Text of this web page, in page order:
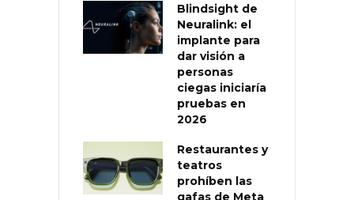
Blindsight de
Neuralink: el
implante para
dar visión a
personas
ciegas iniciaría
pruebas en
2026
Restaurantes y
teatros
prohíben las
gafas de Meta